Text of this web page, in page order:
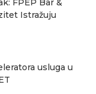
FPEP Bar &
Istražuju
usluga u